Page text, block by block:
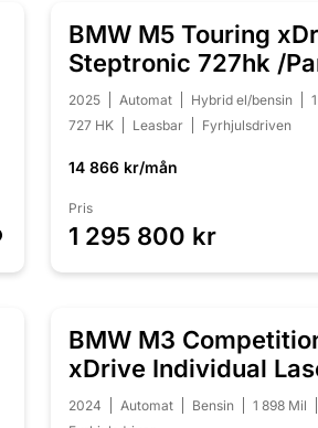
BMW M5 Touring
Steptronic 727hk /
B&W /Moms
2025 Automat Hybrid el/bensin
727 HK
Leasbar Fyrhjulsdriven
14 866 kr/mån
Pris
1 295 800 kr
BMW M3
xDrive Individual
H/K
2024 Automat Bensin
1 898 Mil